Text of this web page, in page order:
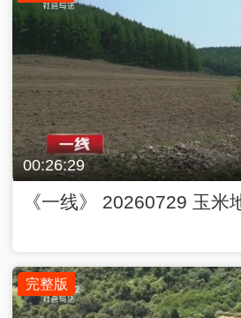
00:26:29
《一线》 20260729 玉米
完整版